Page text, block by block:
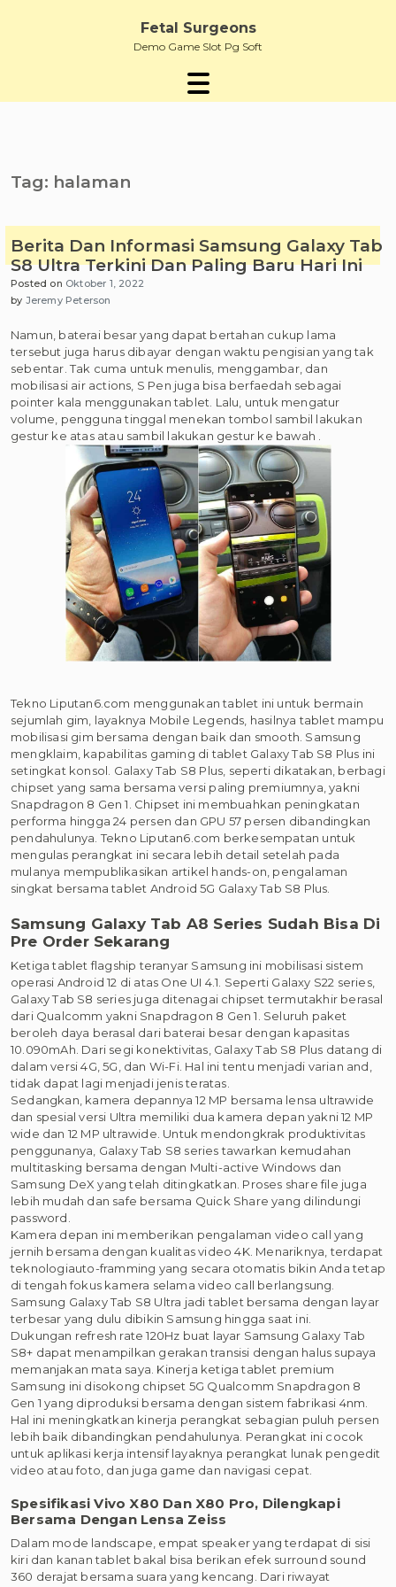
Fetal Surgeons
Demo Game Slot Pg Soft
Tag: halaman
Berita Dan Informasi Samsung Galaxy Tab
S8 Ultra Terkini Dan Paling Baru Hari Ini
Posted on Oktober 1, 2022
by Jeremy Peterson
Namun, baterai besar yang dapat bertahan cukup lama
tersebut juga harus dibayar dengan waktu pengisian yang tak
sebentar. Tak cuma untuk menulis, menggambar, dan
mobilisasi air actions, S Pen juga bisa berfaedah sebagai
pointer kala menggunakan tablet. Lalu, untuk mengatur
volume, pengguna tinggal menekan tombol sambil lakukan
gestur ke atas atau sambil lakukan gestur ke bawah .
Tekno Liputan6.com menggunakan tablet ini untuk bermain
sejumlah gim, layaknya Mobile Legends, hasilnya tablet mampu
mobilisasi gim bersama dengan baik dan smooth. Samsung
mengklaim, kapabilitas gaming di tablet Galaxy Tab S8 Plus ini
setingkat konsol. Galaxy Tab S8 Plus, seperti dikatakan, berbagi
chipset yang sama bersama versi paling premiumnya, yakni
Snapdragon 8 Gen 1. Chipset ini membuahkan peningkatan
performa hingga 24 persen dan GPU 57 persen dibandingkan
pendahulunya. Tekno Liputan6.com berkesempatan untuk
mengulas perangkat ini secara lebih detail setelah pada
mulanya mempublikasikan artikel hands-on, pengalaman
singkat bersama tablet Android 5G Galaxy Tab S8 Plus.
Samsung Galaxy Tab A8 Series Sudah Bisa Di
Pre Order Sekarang
Ketiga tablet flagship teranyar Samsung ini mobilisasi sistem
operasi Android 12 di atas One UI 4.1. Seperti Galaxy S22 series,
Galaxy Tab S8 series juga ditenagai chipset termutakhir berasal
dari Qualcomm yakni Snapdragon 8 Gen 1. Seluruh paket
beroleh daya berasal dari baterai besar dengan kapasitas
10.090mAh. Dari segi konektivitas, Galaxy Tab S8 Plus datang di
dalam versi 4G, 5G, dan Wi-Fi. Hal ini tentu menjadi varian and,
tidak dapat lagi menjadi jenis teratas.
Sedangkan, kamera depannya 12 MP bersama lensa ultrawide
dan spesial versi Ultra memiliki dua kamera depan yakni 12 MP
wide dan 12 MP ultrawide. Untuk mendongkrak produktivitas
penggunanya, Galaxy Tab S8 series tawarkan kemudahan
multitasking bersama dengan Multi-active Windows dan
Samsung DeX yang telah ditingkatkan. Proses share file juga
lebih mudah dan safe bersama Quick Share yang dilindungi
password.
Kamera depan ini memberikan pengalaman video call yang
jernih bersama dengan kualitas video 4K. Menariknya, terdapat
teknologiauto-framming yang secara otomatis bikin Anda tetap
di tengah fokus kamera selama video call berlangsung.
Samsung Galaxy Tab S8 Ultra jadi tablet bersama dengan layar
terbesar yang dulu dibikin Samsung hingga saat ini.
Dukungan refresh rate 120Hz buat layar Samsung Galaxy Tab
S8+ dapat menampilkan gerakan transisi dengan halus supaya
memanjakan mata saya. Kinerja ketiga tablet premium
Samsung ini disokong chipset 5G Qualcomm Snapdragon 8
Gen 1 yang diproduksi bersama dengan sistem fabrikasi 4nm.
Hal ini meningkatkan kinerja perangkat sebagian puluh persen
lebih baik dibandingkan pendahulunya. Perangkat ini cocok
untuk aplikasi kerja intensif layaknya perangkat lunak pengedit
video atau foto, dan juga game dan navigasi cepat.
Spesifikasi Vivo X80 Dan X80 Pro, Dilengkapi
Bersama Dengan Lensa Zeiss
Dalam mode landscape, empat speaker yang terdapat di sisi
kiri dan kanan tablet bakal bisa berikan efek surround sound
360 derajat bersama suara yang kencang. Dari riwayat